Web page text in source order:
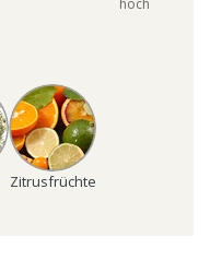
Zitrusfrüchte